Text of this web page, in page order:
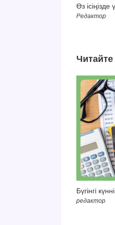
Өз
Редактор
Бүгінгі
редактор